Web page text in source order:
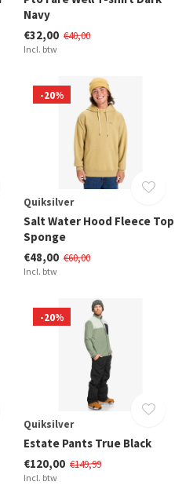
Navy
€32,00 €40,00
Incl. btw
-20%
Quiksilver
Salt Water Hood Fleece Top
Sponge
€48,00 €60,00
Incl. btw
-20%
Quiksilver
Estate Pants True Black
€120,00 €149,99
Incl. btw